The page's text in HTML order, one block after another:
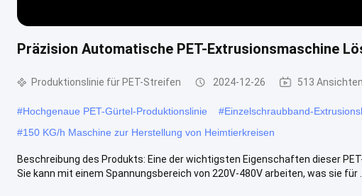
Präzision Automatische PET-Extrusionsmaschine
Produktionslinie für PET-Streifen 2024-12-26 513 Ansichten
#Hochgenaue PET-Gürtel-Produktionslinie #Einzelschraubband-
#150 KG/h Maschine zur Herstellung von Heimtierkreisen
Beschreibung des Produkts: Eine der wichtigsten Eigenschaften dieser
Sie kann mit einem Spannungsbereich von 220V-480V arbeiten, was sie für ....